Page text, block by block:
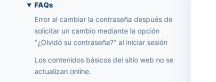
FAQs
Error al cambiar la contraseña después de
solicitar un cambio mediante la opción
"¿Olvidó su contraseña?" al iniciar sesión
Los contenidos básicos del sitio web no se
actualizan online.